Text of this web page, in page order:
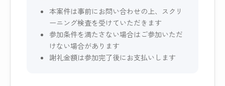
本案件は事前にお問い合わせの上、スクリ
ーニング検査を受けていただきます
参加条件を満たさない場合はご参加いただ
けない場合があります
謝礼金額は参加完了後にお支払いします